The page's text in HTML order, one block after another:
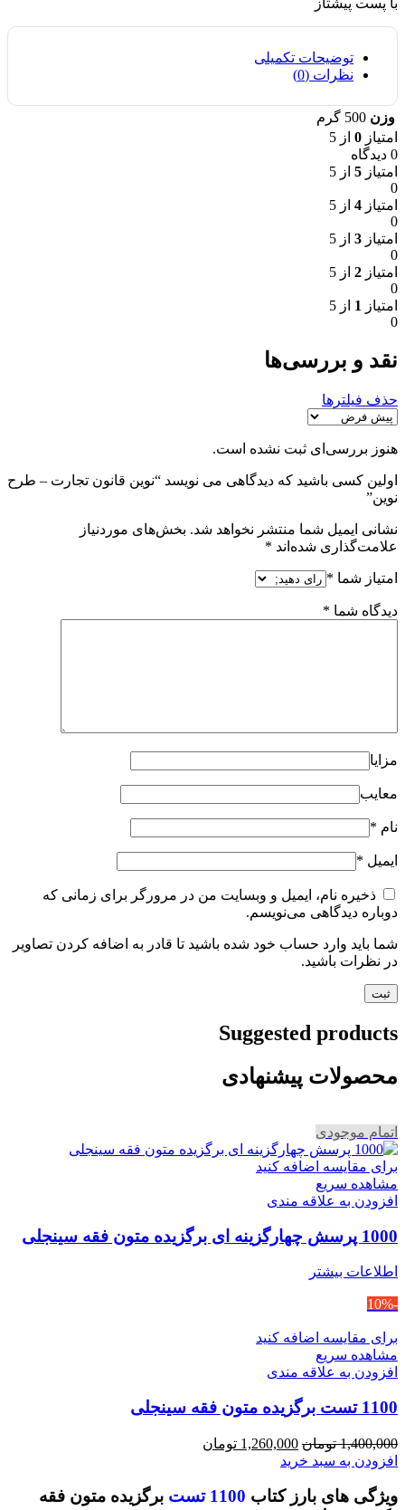
توضیحات تکمیلی
نظرات (0)
وزن 500 گرم
امتیاز 0 از 5
0 دیدگاه
امتیاز 5 از 5
0
امتیاز 4 از 5
0
امتیاز 3 از 5
0
امتیاز 2 از 5
0
امتیاز 1 از 5
0
نقد و بررسی‌ها
حذف فیلترها
هنوز بررسی‌ای ثبت نشده است.
اولین کسی باشید که دیدگاهی می نویسد “نوین قانون تجارت – طرح
نوین”
نشانی ایمیل شما منتشر نخواهد شد. بخش‌های موردنیاز
علامت‌گذاری شده‌اند *
امتیاز شما *
دیدگاه شما *
مزایا
معایب
نام *
ایمیل *
ذخیره نام، ایمیل و وبسایت من در مرورگر برای زمانی که
دوباره دیدگاهی می‌نویسم.
شما باید وارد حساب خود شده باشید تا قادر به اضافه کردن تصاویر
در نظرات باشید.
Suggested products
محصولات پیشنهادی
اتمام موجودی
برای مقایسه اضافه کنید
مشاهده سریع
افزودن به علاقه مندی
1000 پرسش چهارگزینه ای برگزیده متون فقه سینجلی
اطلاعات بیشتر
-10%
برای مقایسه اضافه کنید
مشاهده سریع
افزودن به علاقه مندی
1100 تست برگزیده متون فقه سینجلی
1,400,000 تومان قیمت
اصلی
بود.
1,260,000 تومان
است.
افزودن به سبد خرید
ویژگی های بارز کتاب 1100 تست
برگزیده متون فقه